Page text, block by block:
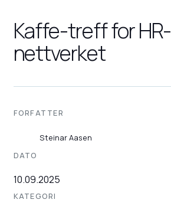
Kaffe-treff for HR-
nettverket
FORFATTER
Steinar Aasen
DATO
10.09.2025
KATEGORI